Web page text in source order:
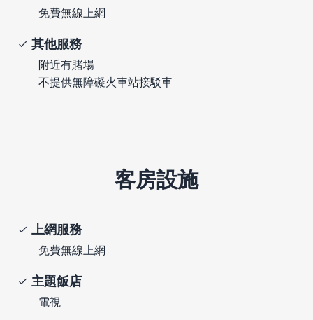
免費無線上網
其他服務
附近有賭場
不提供無障礙火車站接駁車
客房設施
上網服務
免費無線上網
主題飯店
電視